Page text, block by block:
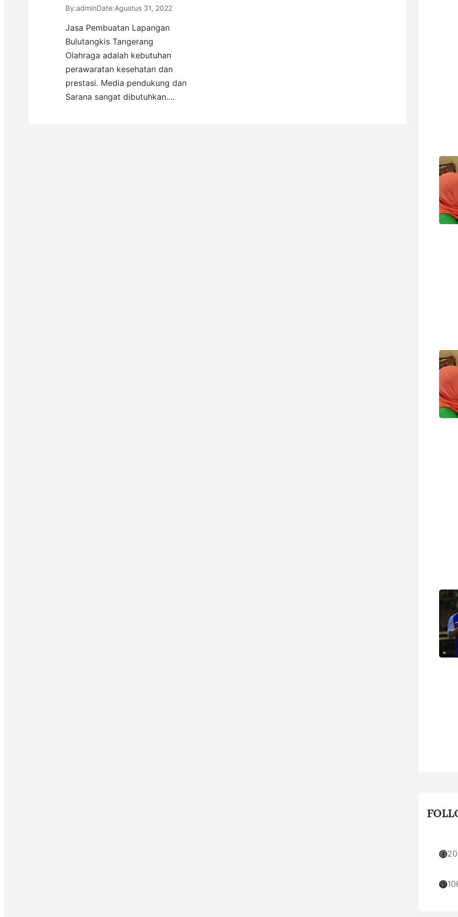
By:adminDate:Agustus 31, 2022
Jasa Pembuatan Lapangan
Bulutangkis Tangerang
Olahraga adalah kebutuhan
perawaratan kesehatan dan
prestasi. Media pendukung dan
Sarana sangat dibutuhkan.…
Facebook
Pinterest